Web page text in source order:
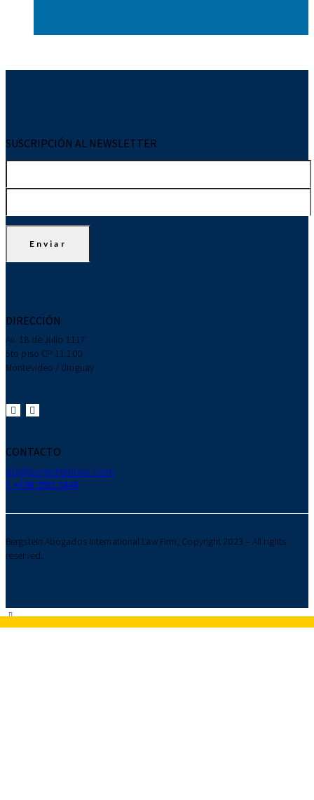
SUSCRIPCIÓN AL NEWSLETTER
DIRECCIÓN
Av. 18 de Julio 1117
5to piso CP 11.100
Montevideo / Uruguay
CONTACTO
eb@bergsteinlaw.com
T. +598 2901 2448
Bergstein Abogados International Law Firm, Copyright 2023 – All rights
reserved.